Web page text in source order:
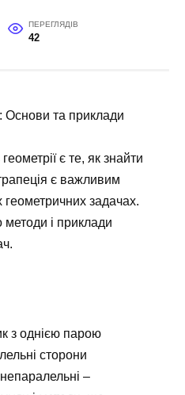
ПЕРЕГЛЯДІВ
42
Основи та приклади
є те, як знайти
є важливим
геометричних задачах.
методи і приклади
з однією парою
сторони
–